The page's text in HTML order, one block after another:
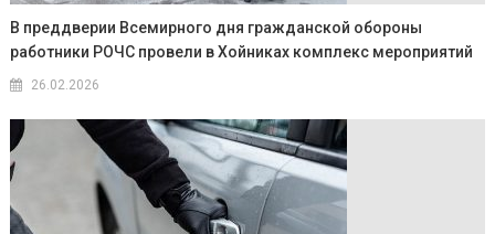
В преддверии Всемирного дня гражданской обороны
работники РОЧС провели в Хойниках комплекс мероприятий
26.02.2026